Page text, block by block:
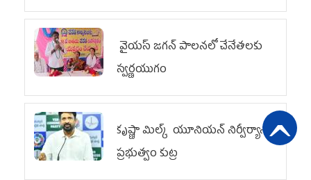
వైయ‌స్ జగన్ పాలనలో చేనేతలకు
స్వర్ణయుగం
కృష్ణా మిల్క్‌ యూనియన్‌ నిర్వీర్యానికి
ప్రభుత్వం కుట్ర